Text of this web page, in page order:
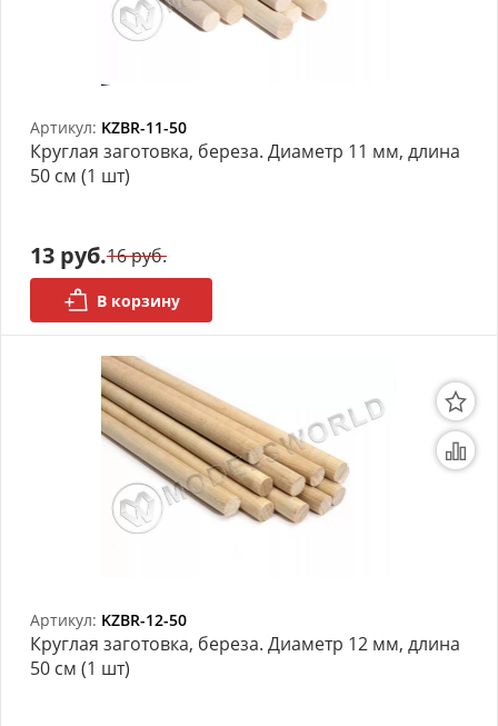
Артикул: KZBR-11-50
Круглая заготовка, береза. Диаметр 11 мм, длина
50 см (1 шт)
13 руб.16 руб.
В корзину
Артикул: KZBR-12-50
Круглая заготовка, береза. Диаметр 12 мм, длина
50 см (1 шт)